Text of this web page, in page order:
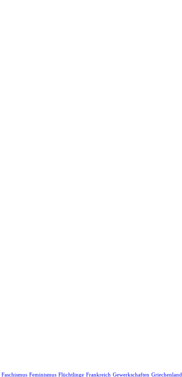
Faschismus Feminismus Flüchtlinge Frankreich Gewerkschaften Griechenland